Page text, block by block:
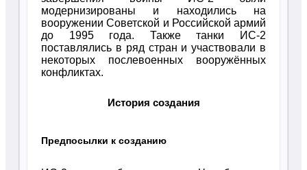
модернизированы и находились на
вооружении Советской и Российской армий
до 1995 года. Также танки ИС-2
поставлялись в ряд стран и участвовали в
некоторых послевоенных вооружённых
конфликтах.
История создания
Предпосылки к созданию